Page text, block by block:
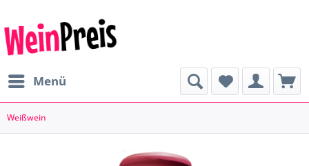
Menü
Weißwein